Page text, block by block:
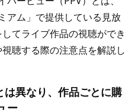
アム」で提供している見放
てライブ作品の視聴ができ
聴する際の注意点を解説し
異なり、作品ごとに購